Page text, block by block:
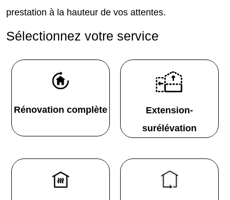
prestation à la hauteur de vos attentes.
Sélectionnez votre service
Rénovation complète
Extension-
surélévation